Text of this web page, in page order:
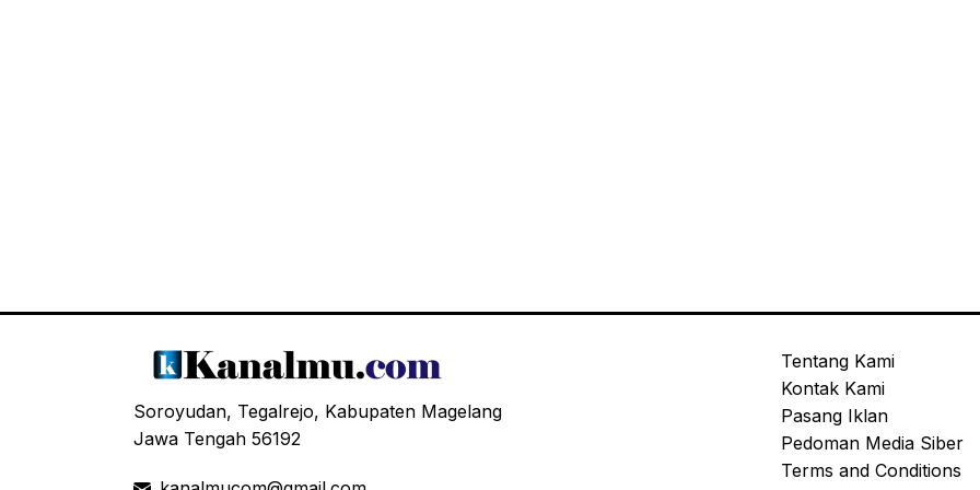
Soroyudan, Tegalrejo, Kabupaten Magelang
Jawa Tengah 56192
Tentang Kami
Kontak Kami
Pasang Iklan
Pedoman Media Siber
Terms and Conditions